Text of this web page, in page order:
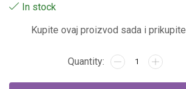
In stock
Kupite ovaj proizvod sada i prikupite